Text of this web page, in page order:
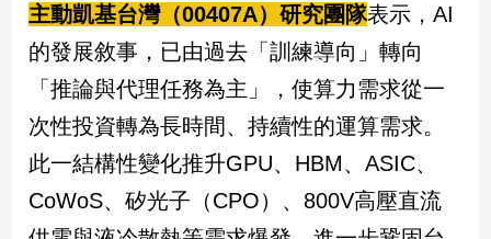
主動凱基台灣（00407A）研究團隊表示，AI
的發展敘事，已由過去「訓練導向」轉向
「推論與代理任務為主」，使算力需求從一
次性投資轉為長時間、持續性的運算需求。
此一結構性變化推升GPU、HBM、ASIC、
CoWoS、矽光子（CPO）、800V高壓直流